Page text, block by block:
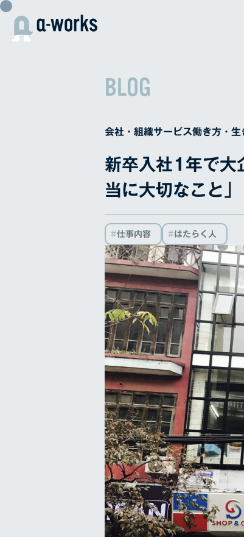
内
BLOG
会社・組織サービス働き方・生
新卒入社1年で大
当に大切なこと」
仕事内容 はたらく人